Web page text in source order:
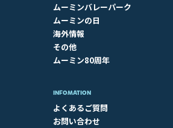
ムーミンバレーパーク
ムーミンの日
海外情報
その他
ムーミン80周年
INFOMATION
よくあるご質問
お問い合わせ